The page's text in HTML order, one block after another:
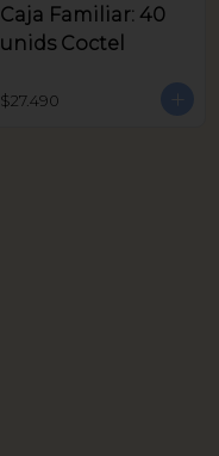
Caja Familiar: 40
unids Coctel
$27.490